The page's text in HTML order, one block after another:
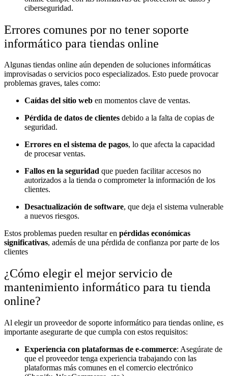
ciberseguridad.
Errores comunes por no tener soporte
informático para tiendas online
Algunas tiendas online aún dependen de soluciones informáticas
improvisadas o servicios poco especializados. Esto puede provocar
problemas graves, tales como:
Caídas del sitio web en momentos clave de ventas.
Pérdida de datos de clientes debido a la falta de copias de
seguridad.
Errores en el sistema de pagos, lo que afecta la capacidad
de procesar ventas.
Fallos en la seguridad que pueden facilitar accesos no
autorizados a la tienda o comprometer la información de los
clientes.
Desactualización de software, que deja el sistema vulnerable
a nuevos riesgos.
Estos problemas pueden resultar en pérdidas económicas
significativas, además de una pérdida de confianza por parte de los
clientes
¿Cómo elegir el mejor servicio de
mantenimiento informático para tu tienda
online?
Al elegir un proveedor de soporte informático para tiendas online, es
importante asegurarte de que cumpla con estos requisitos:
Experiencia con plataformas de e-commerce: Asegúrate de
que el proveedor tenga experiencia trabajando con las
plataformas más comunes en el comercio electrónico